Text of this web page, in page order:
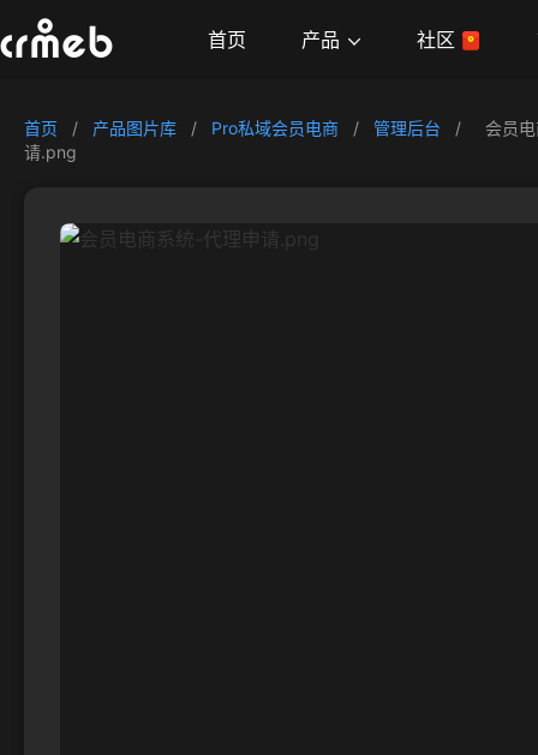
首页 产品 社区
首页 / 产品图片库 / Pro私域会员电商 / 管理后台 /
会员
请.png